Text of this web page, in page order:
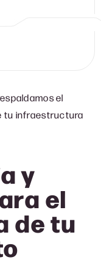
y
el
de tu
o
el
tu infraestructura